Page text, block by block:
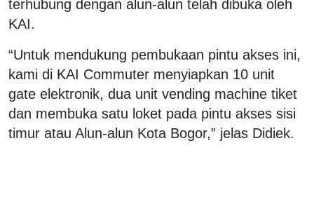
terhubung dengan alun-alun telah dibuka oleh
KAI.
“Untuk mendukung pembukaan pintu akses ini,
kami di KAI Commuter menyiapkan 10 unit
gate elektronik, dua unit vending machine tiket
dan membuka satu loket pada pintu akses sisi
timur atau Alun-alun Kota Bogor,” jelas Didiek.